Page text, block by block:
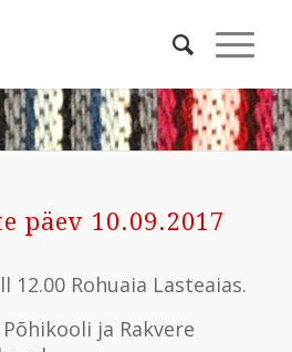
päev 10.09.2017
12.00 Rohuaia Lasteaias.
ja Rakvere